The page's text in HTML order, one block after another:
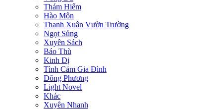
Thám Hiểm
Hào Môn
Thanh Xuân Vườn Trường
Ngọt Sủng
Xuyên Sách
Báo Thù
Kinh Dị
Tình Cảm Gia Đình
Đông Phương
Light Novel
Khác
Xuyên Nhanh